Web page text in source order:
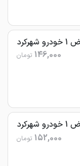
146,000 تومان
152,000 تومان